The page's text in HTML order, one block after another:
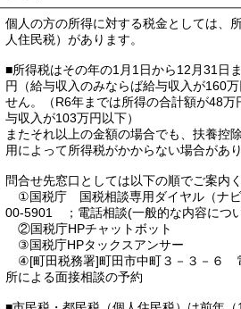
個人の方の所得に対する税金としては、
人住民税）があります。
■所得税はその年の1月1日から12月31日
円（給与収入のみならば給与収入が160
せん。（R6年までは所得の合計額が48
与収入が103万円以下）
またそれ以上の金額の場合でも、扶養控
用によって所得税がかからない場合があり
問合せ先窓口としては以下の順でご案内く
①国税庁 国税相談専用ダイヤル（ナ
00-5901 ；電話相談(一般的な内容につ
②国税庁HPチャットボット
③国税庁HPタックスアンサー
④[町田税務署]町田市中町３－３－６
所による面接相談の予約